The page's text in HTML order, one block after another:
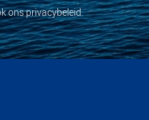
ons privacybeleid.